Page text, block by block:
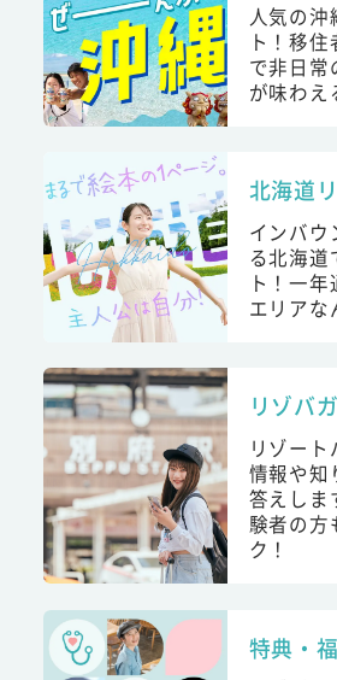
人気の沖
ト！移
で非日常
が味わえ
北海道
インバウ
る北海道
ト！一
エリアな
リゾバ
リゾート
情報や知
答えしま
験者の方
ク！
特典・